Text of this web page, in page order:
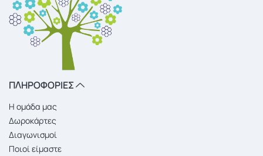
ΠΛΗΡΟΦΟΡΙΕΣ
Η ομάδα μας
Δωροκάρτες
Διαγωνισμοί
Ποιοί είμαστε